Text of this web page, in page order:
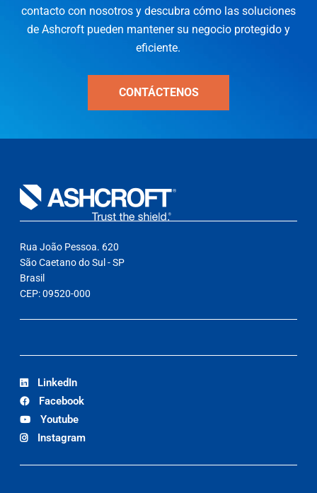
contacto con nosotros y descubra cómo las soluciones
de Ashcroft pueden mantener su negocio protegido y
eficiente.
CONTÁCTENOS
Rua João Pessoa. 620
São Caetano do Sul - SP
Brasil
CEP: 09520-000
LinkedIn
Facebook
Youtube
Instagram